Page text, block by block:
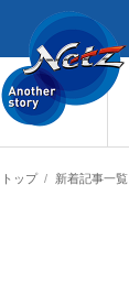
トップ 新着記事一覧